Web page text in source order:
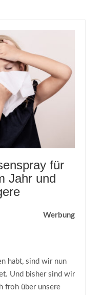
für
Jahr und
Werbung
habt, sind wir nun
Und bisher sind wir
froh über unsere